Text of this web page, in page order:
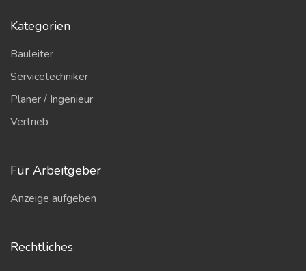
Kategorien
Bauleiter
Servicetechniker
Planer / Ingenieur
Vertrieb
Für Arbeitgeber
Anzeige aufgeben
Rechtliches